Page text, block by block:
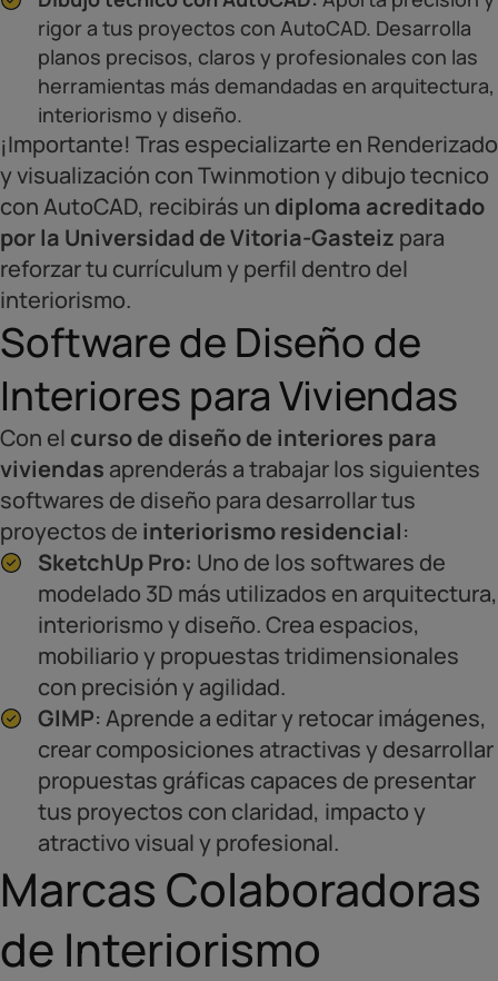
rigor a tus proyectos con AutoCAD. Desarrolla
planos precisos, claros y profesionales con las
herramientas más demandadas en arquitectura,
interiorismo y diseño.
¡Importante! Tras especializarte en Renderizado
y visualización con Twinmotion y dibujo tecnico
con AutoCAD, recibirás un diploma acreditado
por la Universidad de Vitoria-Gasteiz para
reforzar tu currículum y perfil dentro del
interiorismo.
Software de Diseño de
Interiores para Viviendas
Con el curso de diseño de interiores para
viviendas aprenderás a trabajar los siguientes
softwares de diseño para desarrollar tus
proyectos de interiorismo residencial:
SketchUp Pro: Uno de los softwares de
modelado 3D más utilizados en arquitectura,
interiorismo y diseño. Crea espacios,
mobiliario y propuestas tridimensionales
con precisión y agilidad.
GIMP: Aprende a editar y retocar imágenes,
crear composiciones atractivas y desarrollar
propuestas gráficas capaces de presentar
tus proyectos con claridad, impacto y
atractivo visual y profesional.
Marcas Colaboradoras
de Interiorismo